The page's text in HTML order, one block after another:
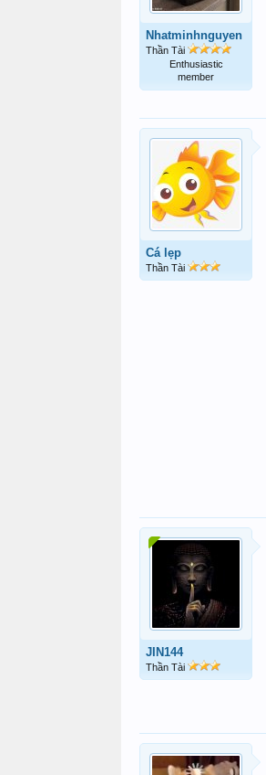
Nhatminhnguyen
Thần Tài
Enthusiastic
member
Cá lẹp
Thần Tài
JIN144
Thần Tài